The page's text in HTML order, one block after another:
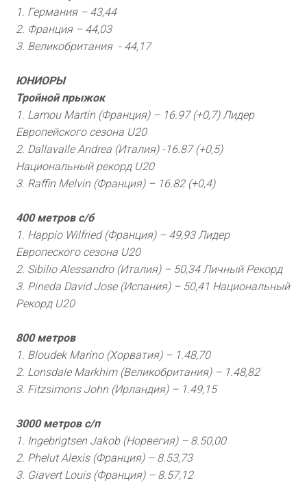
1. Германия – 43,44
2. Франция – 44,03
3. Великобритания - 44,17
ЮНИОРЫ
Тройной прыжок
1. Lamou Martin (Франция) – 16.97 (+0,7) Лидер
Европейского сезона U20
2. Dallavalle Andrea (Италия) -16.87 (+0,5)
Национальный рекорд U20
3. Raffin Melvin (Франция) – 16.82 (+0,4)
400 метров с/б
1. Happio Wilfried (Франция) – 49,93 Лидер
Европеского сезона U20
2. Sibilio Alessandro (Италия) – 50,34 Личный Рекорд
3. Pineda David Jose (Испания) – 50,41 Национальный
Рекорд U20
800 метров
1. Bloudek Marino (Хорватия) – 1.48,70
2. Lonsdale Markhim (Великобритания) – 1.48,82
3. Fitzsimons John (Ирландия) – 1.49,15
3000 метров с/п
1. Ingebrigtsen Jakob (Норвегия) – 8.50,00
2. Phelut Alexis (Франция) – 8.53,73
3. Giavert Louis (Франция) – 8.57,12